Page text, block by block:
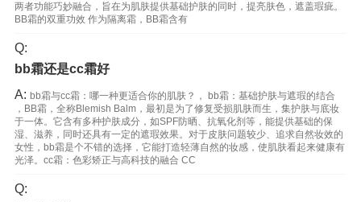
两者功能巧妙融合，旨在为肌肤提供基础护肤的同时，提亮肤色，遮盖瑕疵。
BB霜的双重功效 作为隔离霜，BB霜含有
Q:
bb霜还是cc霜好
A: bb霜与cc霜：哪一种更适合你的肌肤？， bb霜：基础护肤与遮瑕的结合
，BB霜，全称Blemish Balm，最初是为了修复受损肌肤而生，集护肤与底妆
于一体。它含有多种护肤成分，如SPF防晒、抗氧化剂等，能提供基础的保
湿、滋养，同时还具有一定的遮瑕效果。对于皮肤问题较少、追求自然妆效的
女性，bb霜是个不错的选择，它能打造轻薄自然的妆感，使肌肤看起来健康有
光泽。cc霜：色彩矫正与高科技的融合 CC
Q: